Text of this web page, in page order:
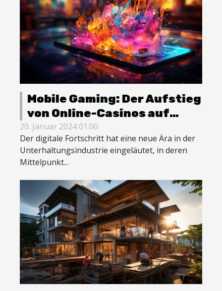
Mobile Gaming: Der Aufstieg
von Online-Casinos auf
Smartphones und Tablets
20. Januar 2024 01:00
Der digitale Fortschritt hat eine neue Ära in der
Unterhaltungsindustrie eingeläutet, in deren
Mittelpunkt...